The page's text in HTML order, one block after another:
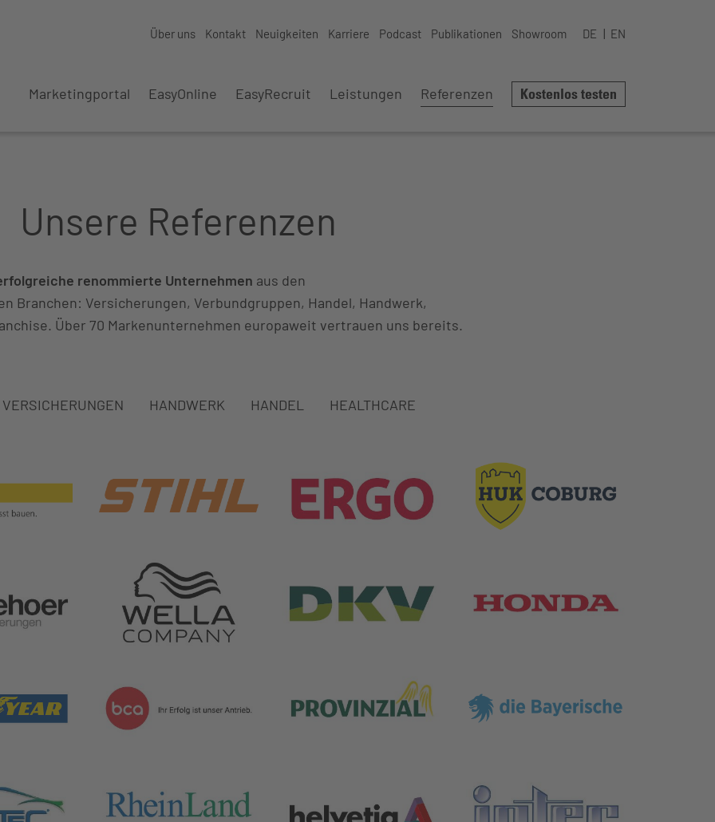
Über uns Kontakt Neuigkeiten Karriere Podcast Publikationen Showroom DE EN
Marketingportal EasyOnline EasyRecruit Leistungen Referenzen Kostenlos testen
Unsere Referenzen
renommierte Unternehmen aus den
Branchen: Versicherungen, Verbundgruppen, Handel, Handwerk,
Über 70 Markenunternehmen europaweit vertrauen uns bereits.
VERSICHERUNGEN HANDWERK HANDEL HEALTHCARE